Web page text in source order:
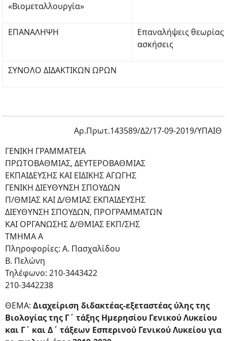
«Βιομεταλλουργία»
ΕΠΑΝΑΛΗΨΗ
Επαναλήψεις
ασκήσεις
ΣΥΝΟΛΟ ΔΙΔΑΚΤΙΚΩΝ ΩΡΩΝ
Αρ.Πρωτ.143589/Δ2/17-09-2019/ΥΠΑΙΘ
ΓΕΝΙΚΗ ΓΡΑΜΜΑΤΕΙΑ
ΠΡΩΤΟΒΑΘΜΙΑΣ, ΔΕΥΤΕΡΟΒΑΘΜΙΑΣ
ΕΚΠΑΙΔΕΥΣΗΣ ΚΑΙ ΕΙΔΙΚΗΣ ΑΓΩΓΗΣ
ΓΕΝΙΚΗ ΔΙΕΥΘΥΝΣΗ ΣΠΟΥΔΩΝ
Π/ΘΜΙΑΣ ΚΑΙ Δ/ΘΜΙΑΣ ΕΚΠΑΙΔΕΥΣΗΣ
ΔΙΕΥΘΥΝΣΗ ΣΠΟΥΔΩΝ, ΠΡΟΓΡΑΜΜΑΤΩΝ
ΚΑΙ ΟΡΓΑΝΩΣΗΣ Δ/ΘΜΙΑΣ ΕΚΠ/ΣΗΣ
ΤΜΗΜΑ Α
Πληροφορίες: Α. Πασχαλίδου
B. Πελώνη
Τηλέφωνο: 210-3443422
210-3442238
ΘΕΜΑ: Διαχείριση διδακτέας-εξεταστέας ύλης της
Βιολογίας της Γ΄ τάξης Ημερησίου Γενικού Λυκείου
και Γ΄ και Δ΄ τάξεων Εσπερινού Γενικού Λυκείου για